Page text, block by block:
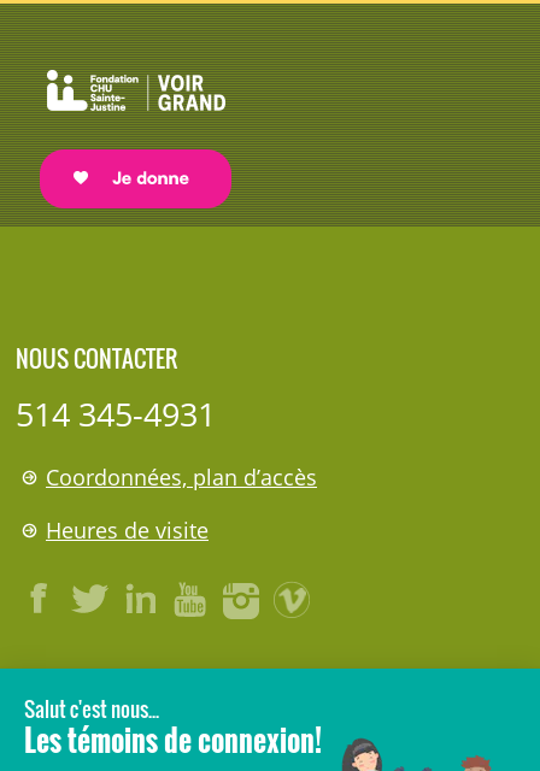
NOUS CONTACTER
514 345-4931
Coordonnées, plan d’accès
Heures de visite
LÉGAL
© 2006-2026CHU Sainte-Justine.